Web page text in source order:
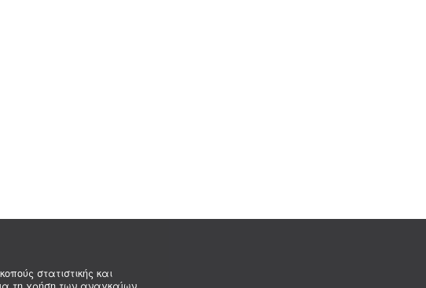
στατιστικής και